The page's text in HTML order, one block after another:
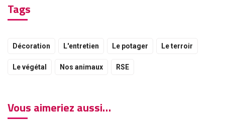
Tags
Décoration L'entretien Le potager Le terroir
Le végétal Nos animaux RSE
Vous aimeriez aussi…